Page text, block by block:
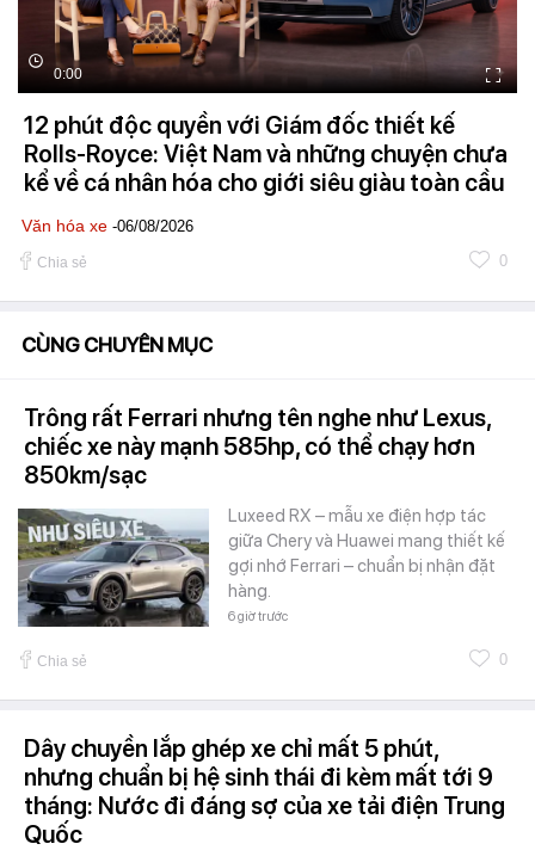
0:00
12 phút độc quyền với Giám đốc thiết kế
Rolls-Royce: Việt Nam và những chuyện chưa
kể về cá nhân hóa cho giới siêu giàu toàn cầu
Văn hóa xe -06/08/2026
Chia sẻ 0
CÙNG CHUYÊN MỤC
Trông rất Ferrari nhưng tên nghe như Lexus,
chiếc xe này mạnh 585hp, có thể chạy hơn
850km/sạc
Luxeed RX – mẫu xe điện hợp tác
giữa Chery và Huawei mang thiết kế
gợi nhớ Ferrari – chuẩn bị nhận đặt
hàng.
6 giờ trước
Chia sẻ 0
Dây chuyền lắp ghép xe chỉ mất 5 phút,
nhưng chuẩn bị hệ sinh thái đi kèm mất tới 9
tháng: Nước đi đáng sợ của xe tải điện Trung
Quốc